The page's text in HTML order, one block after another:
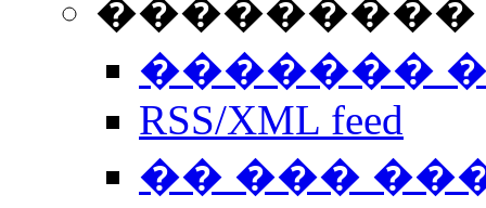
���������
�������
RSS/XML feed
�� ���